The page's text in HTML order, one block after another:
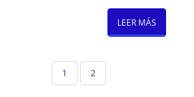
LEER MÁS
1 2